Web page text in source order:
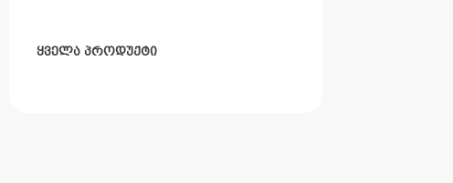
ᲧᲕᲔᲚᲐ ᲞᲠᲝᲓᲣᲥᲢᲘ